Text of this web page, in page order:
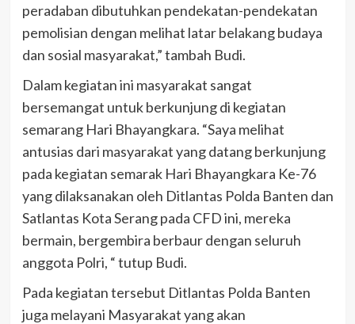
peradaban dibutuhkan pendekatan-pendekatan
pemolisian dengan melihat latar belakang budaya
dan sosial masyarakat,” tambah Budi.
Dalam kegiatan ini masyarakat sangat
bersemangat untuk berkunjung di kegiatan
semarang Hari Bhayangkara. “Saya melihat
antusias dari masyarakat yang datang berkunjung
pada kegiatan semarak Hari Bhayangkara Ke-76
yang dilaksanakan oleh Ditlantas Polda Banten dan
Satlantas Kota Serang pada CFD ini, mereka
bermain, bergembira berbaur dengan seluruh
anggota Polri, “ tutup Budi.
Pada kegiatan tersebut Ditlantas Polda Banten
juga melayani Masyarakat yang akan